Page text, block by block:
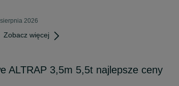
2026
Zobacz więcej
ALTRAP 3,5m 5,5t najlepsze ceny